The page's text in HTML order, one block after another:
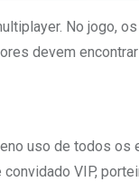
No jogo,
devem
uso de todos os
VIP,